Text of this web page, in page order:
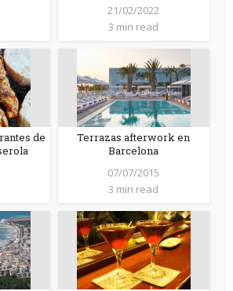
21/02/2022
3 min read
de
Terrazas afterwork en
Barcelona
07/07/2015
3 min read